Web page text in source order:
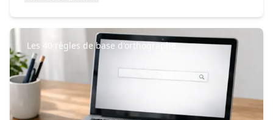
Les 40 règles de base d'orthographe